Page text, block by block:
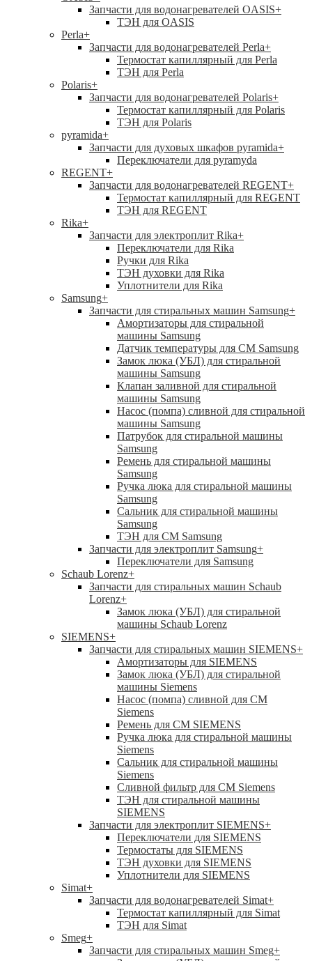
Запчасти для водонагревателей OASIS+
ТЭН для OASIS
Perla+
Запчасти для водонагревателей Perla+
Термостат капиллярный для Perla
ТЭН для Perla
Polaris+
Запчасти для водонагревателей Polaris+
Термостат капиллярный для Polaris
ТЭН для Polaris
pyramida+
Запчасти для духовых шкафов pyramida+
Переключатели для pyramyda
REGENT+
Запчасти для водонагревателей REGENT+
Термостат капиллярный для REGENT
ТЭН для REGENT
Rika+
Запчасти для электроплит Rika+
Переключатели для Rika
Ручки для Rika
ТЭН духовки для Rika
Уплотнители для Rika
Samsung+
Запчасти для стиральных машин Samsung+
Амортизаторы для стиральной
машины Samsung
Датчик температуры для СМ Samsung
Замок люка (УБЛ) для стиральной
машины Samsung
Клапан заливной для стиральной
машины Samsung
Насос (помпа) сливной для стиральной
машины Samsung
Патрубок для стиральной машины
Samsung
Ремень для стиральной машины
Samsung
Ручка люка для стиральной машины
Samsung
Сальник для стиральной машины
Samsung
ТЭН для СМ Samsung
Запчасти для электроплит Samsung+
Переключатели для Samsung
Schaub Lorenz+
Запчасти для стиральных машин Schaub
Lorenz+
Замок люка (УБЛ) для стиральной
машины Schaub Lorenz
SIEMENS+
Запчасти для стиральных машин SIEMENS+
Амортизаторы для SIEMENS
Замок люка (УБЛ) для стиральной
машины Siemens
Насос (помпа) сливной для СМ
Siemens
Ремень для СМ SIEMENS
Ручка люка для стиральной машины
Siemens
Сальник для стиральной машины
Siemens
Сливной фильтр для СМ Siemens
ТЭН для стиральной машины
SIEMENS
Запчасти для электроплит SIEMENS+
Переключатели для SIEMENS
Термостаты для SIEMENS
ТЭН духовки для SIEMENS
Уплотнители для SIEMENS
Simat+
Запчасти для водонагревателей Simat+
Термостат капиллярный для Simat
ТЭН для Simat
Smeg+
Запчасти для стиральных машин Smeg+